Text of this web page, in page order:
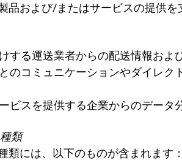
品および/またはサービスの提供
する運送業者からの配送情報およ
のコミュニケーションやダイレ
ビスを提供する企業からのデータ
類
類には、以下のものが含まれます：